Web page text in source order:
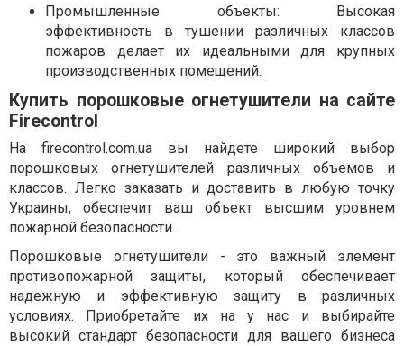
Промышленные объекты: Высокая
эффективность в тушении различных классов
пожаров делает их идеальными для крупных
производственных помещений.
Купить порошковые огнетушители на сайте
Firecontrol
На firecontrol.com.ua вы найдете широкий выбор
порошковых огнетушителей различных объемов и
классов. Легко заказать и доставить в любую точку
Украины, обеспечит ваш объект высшим уровнем
пожарной безопасности.
Порошковые огнетушители - это важный элемент
противопожарной защиты, который обеспечивает
надежную и эффективную защиту в различных
условиях. Приобретайте их на у нас и выбирайте
высокий стандарт безопасности для вашего бизнеса